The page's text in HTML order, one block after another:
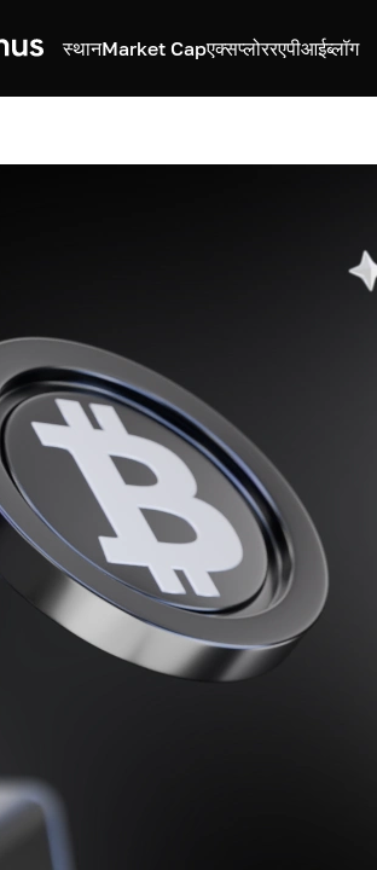
स्थानMarket Capएक्सप्लोररएपीआईब्लॉग